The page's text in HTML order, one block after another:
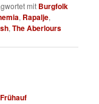
mit Burgfolk
, Rapalje,
,The Aberlours